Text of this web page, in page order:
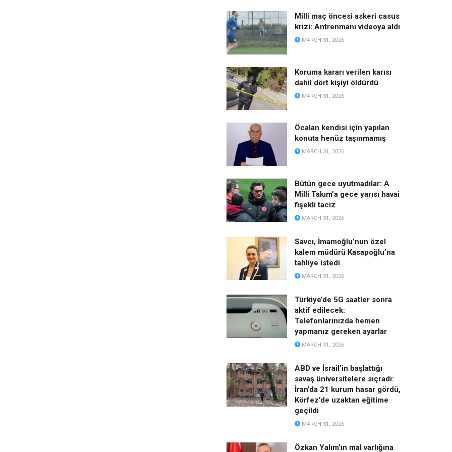
Milli maç öncesi askeri casus
krizi: Antrenmanı videoya aldı
MARCH 31, 2026
Koruma kararı verilen karısı
dahil dört kişiyi öldürdü
MARCH 31, 2026
Öcalan kendisi için yapılan
konuta henüz taşınmamış
MARCH 31, 2026
Bütün gece uyutmadılar: A
Milli Takım’a gece yarısı havai
fişekli taciz
MARCH 31, 2026
Savcı, İmamoğlu’nun özel
kalem müdürü Kasapoğlu’na
tahliye istedi
MARCH 31, 2026
Türkiye’de 5G saatler sonra
aktif edilecek:
Telefonlarınızda hemen
yapmanız gereken ayarlar
MARCH 31, 2026
ABD ve İsrail’in başlattığı
savaş üniversitelere sıçradı:
İran’da 21 kurum hasar gördü,
Körfez’de uzaktan eğitime
geçildi
MARCH 31, 2026
Özkan Yalım’ın mal varlığına